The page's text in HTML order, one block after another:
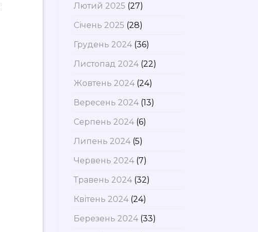
Лютий 2025 (27)
Січень 2025 (28)
Грудень 2024(36)
Листопад 2024(22)
Жовтень 2024(24)
Вересень 2024(13)
Серпень 2024(6)
Липень 2024(5)
Червень 2024(7)
Травень 2024(32)
Квітень 2024(24)
Березень 2024(33)